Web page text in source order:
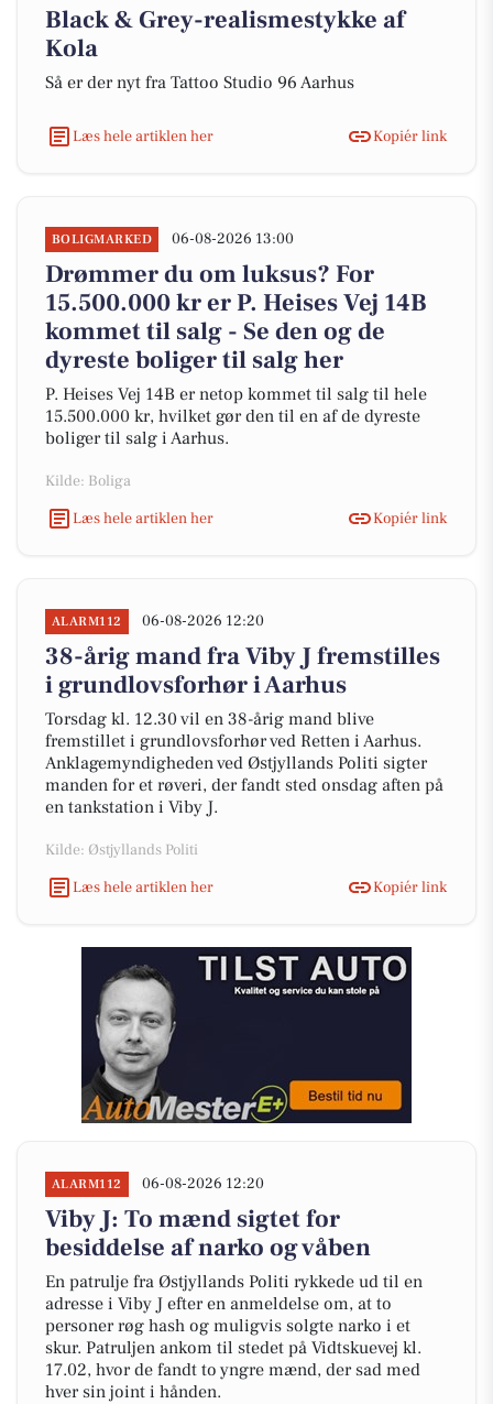
Black & Grey-realismestykke af
Kola
Så er der nyt fra Tattoo Studio 96 Aarhus
Læs hele artiklen her Kopiér link
BOLIGMARKED 06-08-2026 13:00
Drømmer du om luksus? For
15.500.000 kr er P. Heises Vej 14B
kommet til salg - Se den og de
dyreste boliger til salg her
P. Heises Vej 14B er netop kommet til salg til hele
15.500.000 kr, hvilket gør den til en af de dyreste
boliger til salg i Aarhus.
Kilde: Boliga
Læs hele artiklen her
Kopiér link
ALARM112 06-08-2026 12:20
38-årig mand fra Viby J fremstilles
i grundlovsforhør i Aarhus
Torsdag kl. 12.30 vil en 38-årig mand blive
fremstillet i grundlovsforhør ved Retten i Aarhus.
Anklagemyndigheden ved Østjyllands Politi sigter
manden for et røveri, der fandt sted onsdag aften på
en tankstation i Viby J.
Kilde: Østjyllands Politi
Læs hele artiklen her
Kopiér link
ALARM112 06-08-2026 12:20
Viby J: To mænd sigtet for
besiddelse af narko og våben
En patrulje fra Østjyllands Politi rykkede ud til en
adresse i Viby J efter en anmeldelse om, at to
personer røg hash og muligvis solgte narko i et
skur. Patruljen ankom til stedet på Vidtskuevej kl.
17.02, hvor de fandt to yngre mænd, der sad med
hver sin joint i hånden.